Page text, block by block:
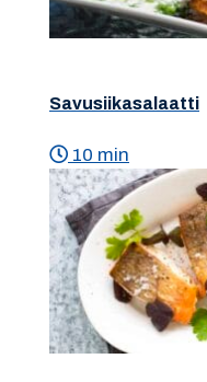
Savusiikasalaatti
10 min